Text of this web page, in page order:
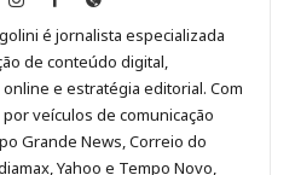
Malagolini
no
Instagram
Malagolini
no
Facebook
de
Anny
Malagolini
é jornalista especializada
de conteúdo digital,
e estratégia editorial. Com
veículos de comunicação
Grande News, Correio do
Yahoo e Tempo Novo,